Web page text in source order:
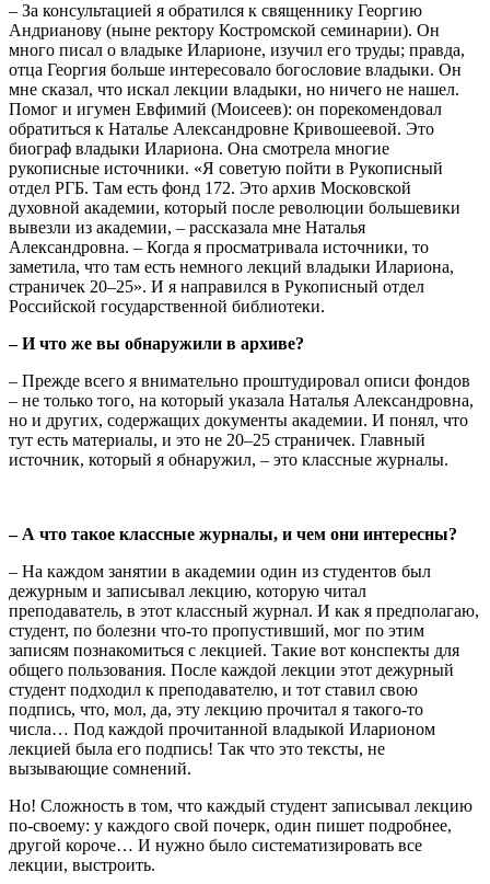
– За консультацией я обратился к священнику Георгию
Андрианову (ныне ректору Костромской семинарии). Он
много писал о владыке Иларионе, изучил его труды; правда,
отца Георгия больше интересовало богословие владыки. Он
мне сказал, что искал лекции владыки, но ничего не нашел.
Помог и игумен Евфимий (Моисеев): он порекомендовал
обратиться к Наталье Александровне Кривошеевой. Это
биограф владыки Илариона. Она смотрела многие
рукописные источники. «Я советую пойти в Рукописный
отдел РГБ. Там есть фонд 172. Это архив Московской
духовной академии, который после революции большевики
вывезли из академии, – рассказала мне Наталья
Александровна. – Когда я просматривала источники, то
заметила, что там есть немного лекций владыки Илариона,
страничек 20–25». И я направился в Рукописный отдел
Российской государственной библиотеки.
– И что же вы обнаружили в архиве?
– Прежде всего я внимательно проштудировал описи фондов
– не только того, на который указала Наталья Александровна,
но и других, содержащих документы академии. И понял, что
тут есть материалы, и это не 20–25 страничек. Главный
источник, который я обнаружил, – это классные журналы.
– А что такое классные журналы, и чем они интересны?
– На каждом занятии в академии один из студентов был
дежурным и записывал лекцию, которую читал
преподаватель, в этот классный журнал. И как я предполагаю,
студент, по болезни что-то пропустивший, мог по этим
записям познакомиться с лекцией. Такие вот конспекты для
общего пользования. После каждой лекции этот дежурный
студент подходил к преподавателю, и тот ставил свою
подпись, что, мол, да, эту лекцию прочитал я такого-то
числа… Под каждой прочитанной владыкой Иларионом
лекцией была его подпись! Так что это тексты, не
вызывающие сомнений.
Но! Сложность в том, что каждый студент записывал лекцию
по-своему: у каждого свой почерк, один пишет подробнее,
другой короче… И нужно было систематизировать все
лекции, выстроить.